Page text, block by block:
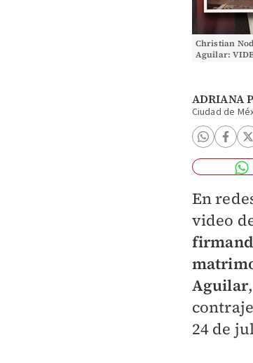
Christian
Aguilar:
ADRIANA
Ciudad de
En
video
Aguilar
24 de